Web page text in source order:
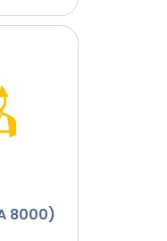
8000)